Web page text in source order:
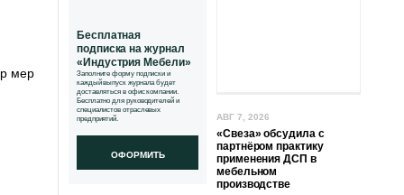
мер
Бесплатная
подписка на журнал
«Индустрия Мебели»
Заполните форму подписки и
каждый выпуск журнала будет
доставляться в офис компании.
Бесплатно для руководителей и
специалистов отраслевых
предприятий.
ОФОРМИТЬ
АВГ 7, 2026
«Свеза» обсудила с
партнёром практику
применения ДСП в
мебельном
производстве